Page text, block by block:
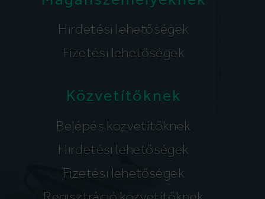
Hirdetési lehetőségek
Fizetési lehetőségek
Közvetítőknek
Belépés közvetítőknek
Hirdetési lehetőségek
Fizetési lehetőségek